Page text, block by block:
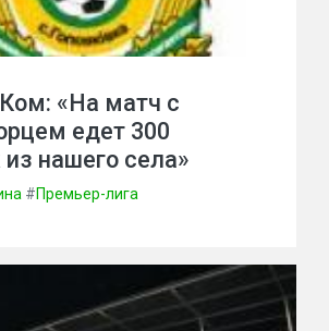
«На матч с
едет 300
нашего села»
#Премьер-лига